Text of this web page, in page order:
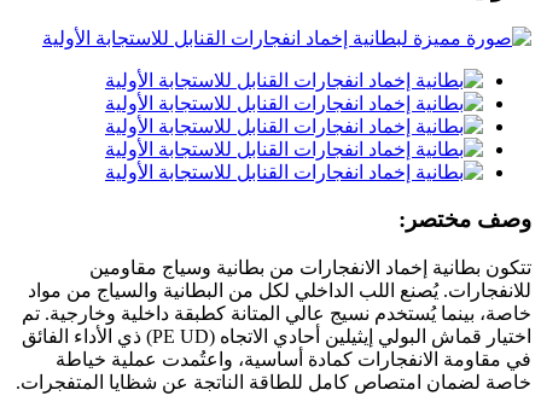
وصف مختصر:
تتكون بطانية إخماد الانفجارات من بطانية وسياج مقاومين
للانفجارات. يُصنع اللب الداخلي لكل من البطانية والسياج من مواد
خاصة، بينما يُستخدم نسيج عالي المتانة كطبقة داخلية وخارجية. تم
اختيار قماش البولي إيثيلين أحادي الاتجاه (PE UD) ذي الأداء الفائق
في مقاومة الانفجارات كمادة أساسية، واعتُمدت عملية خياطة
خاصة لضمان امتصاص كامل للطاقة الناتجة عن شظايا المتفجرات.